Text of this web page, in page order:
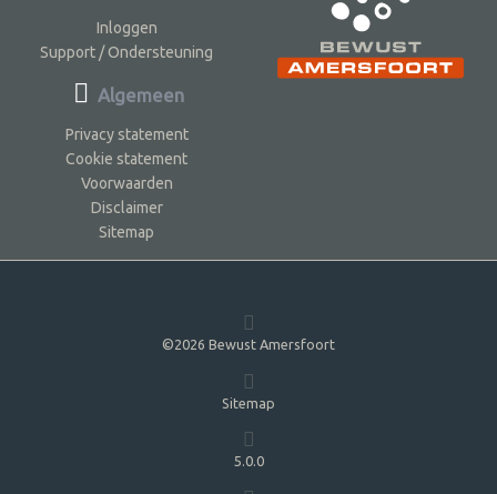
Inloggen
Support / Ondersteuning
Algemeen
Privacy statement
Cookie statement
Voorwaarden
Disclaimer
Sitemap
©2026 Bewust Amersfoort
Sitemap
5.0.0